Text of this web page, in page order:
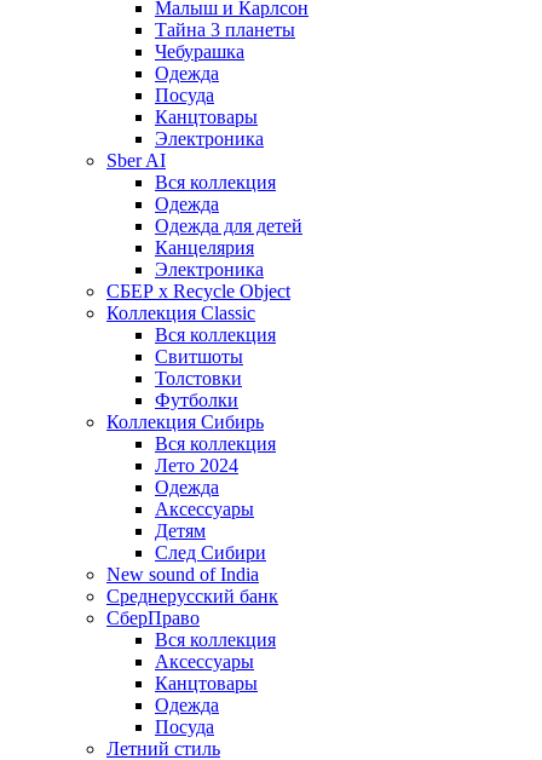
Малыш и Карлсон
Тайна 3 планеты
Чебурашка
Одежда
Посуда
Канцтовары
Электроника
Sber AI
Вся коллекция
Одежда
Одежда для детей
Канцелярия
Электроника
СБЕР x Recycle Object
Коллекция Classic
Вся коллекция
Свитшоты
Толстовки
Футболки
Коллекция Сибирь
Вся коллекция
Лето 2024
Одежда
Аксессуары
Детям
След Сибири
New sound of India
Среднерусский банк
СберПраво
Вся коллекция
Аксессуары
Канцтовары
Одежда
Посуда
Летний стиль